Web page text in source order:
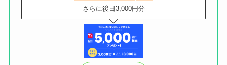
さらに後日3,000円分